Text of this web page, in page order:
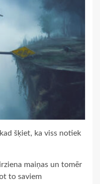
šķiet, ka viss notiek
maiņas un tomēr
to saviem